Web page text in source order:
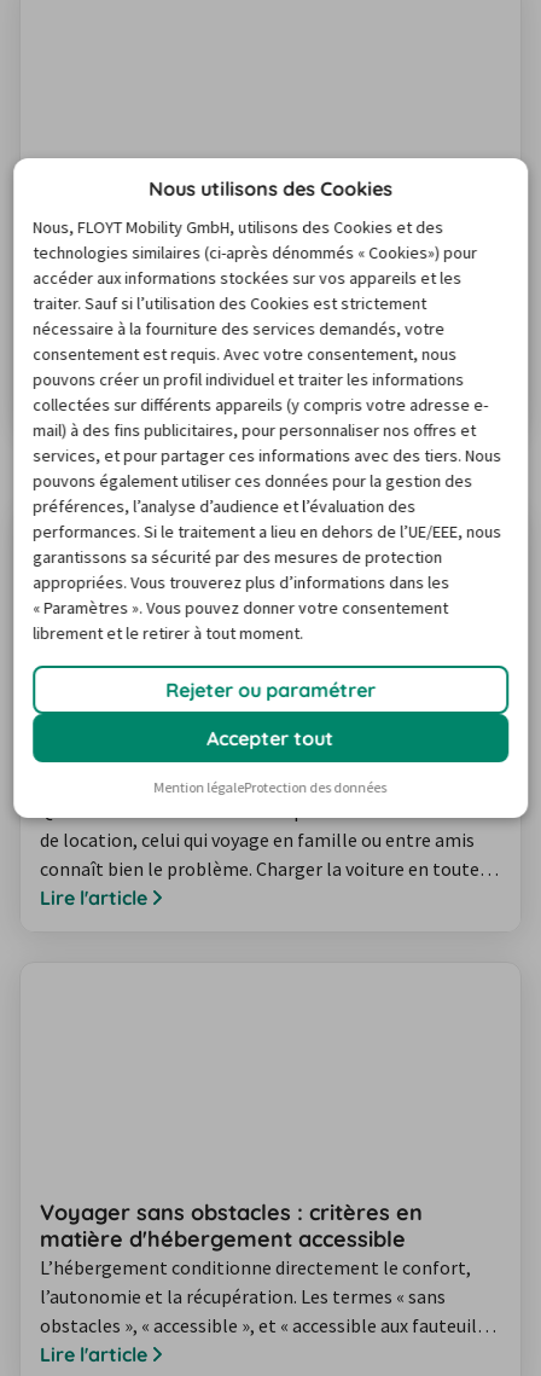
Découvrir le monde en voiture de location :
toutes les informations importantes pour
ton voyage
Pour que ton voyage se déroule sans encombre et en
toute sérénité, nous avons rassemblé les informations
les plus importantes pour ton voyage en voiture de
location. Découvre les règles de circulation à respecter,
le fonctionnement des systèmes de péage, la manière
de circuler dans les ronds-points et les particularités
des voyages internationaux, comme l'Eurotunnel.
Notre guide te fournit des…
Lire l'article
Vous trouverez ici des conseils de
voyage généraux
Charger sa voiture en toute sécurité :
conseils pratiques
de location, celui qui voyage en famille ou entre amis
connaît bien le problème. Charger la voiture en toute
sécurité n’est pas toujours une mince affaire. Voici
Lire l'article
Voyager sans obstacles : critères en
matière d'hébergement accessible
L’hébergement conditionne directement le confort,
l’autonomie et la récupération. Les termes « sans
obstacles », « accessible », et « accessible aux fauteuils
roulants » sont souvent confondus. Cette page clarifie
Lire l'article
Nous utilisons des Cookies
Nous, FLOYT Mobility GmbH, utilisons des Cookies et des
technologies similaires (ci-après dénommés « Cookies») pour
accéder aux informations stockées sur vos appareils et les
traiter. Sauf si l’utilisation des Cookies est strictement
nécessaire à la fourniture des services demandés, votre
consentement est requis. Avec votre consentement, nous
pouvons créer un profil individuel et traiter les informations
collectées sur différents appareils (y compris votre adresse e-
mail) à des fins publicitaires, pour personnaliser nos offres et
services, et pour partager ces informations avec des tiers. Nous
pouvons également utiliser ces données pour la gestion des
préférences, l’analyse d’audience et l’évaluation des
performances. Si le traitement a lieu en dehors de l’UE/EEE, nous
garantissons sa sécurité par des mesures de protection
appropriées. Vous trouverez plus d’informations dans les
« Paramètres ». Vous pouvez donner votre consentement
librement et le retirer à tout moment.
Rejeter ou paramétrer
Accepter tout
Mention légaleProtection des données